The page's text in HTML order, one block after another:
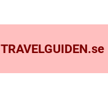
TRAVELGUIDEN.se